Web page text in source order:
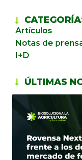
Artículos
Notas de
I+D
ÚLTIMAS